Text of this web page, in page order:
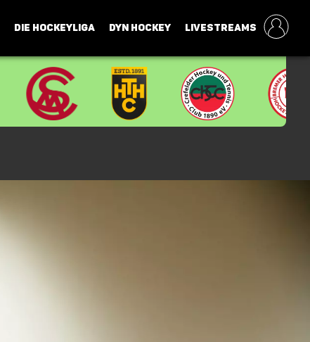
DIE HOCKEYLIGA DYN HOCKEY LIVESTREAMS